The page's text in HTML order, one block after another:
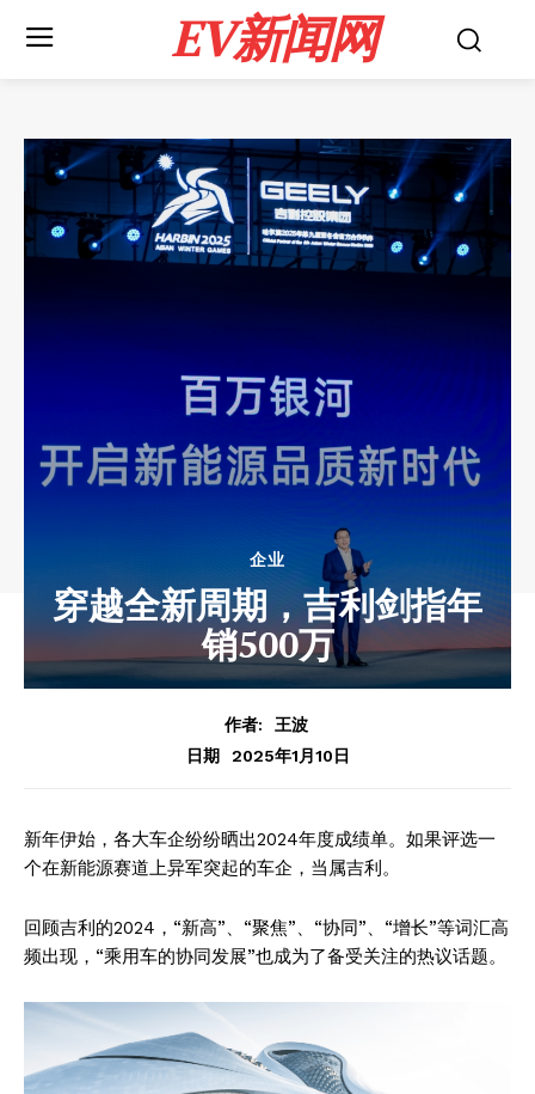
EV新闻网
企业
穿越全新周期，吉利剑指年
销500万
作者:
王波
日期
2025年1月10日
新年伊始，各大车企纷纷晒出2024年度成绩单。如果评选一
个在新能源赛道上异军突起的车企，当属吉利。
回顾吉利的2024，“新高”、“聚焦”、“协同”、“增长”等词汇高
频出现，“乘用车的协同发展”也成为了备受关注的热议话题。